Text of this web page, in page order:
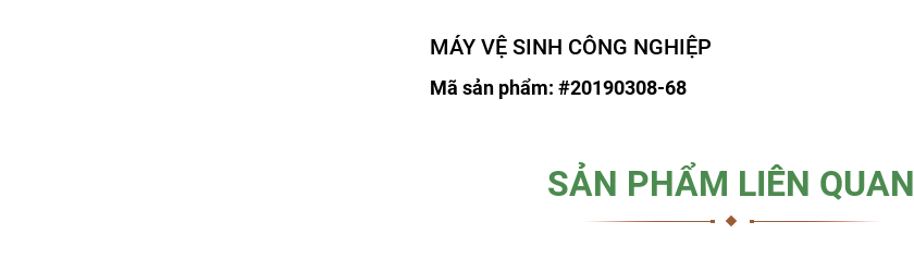
MÁY VỆ SINH CÔNG NGHIỆP
Mã sản phẩm: #20190308-68
SẢN PHẨM LIÊN QUAN